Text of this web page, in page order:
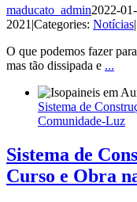
maducato_admin2022-
2021|Categories: Notícias|
O que podemos fazer
mas tão dissipada e ...
Sistema de
Comunidade-Luz
Sistema de
Curso e Obra